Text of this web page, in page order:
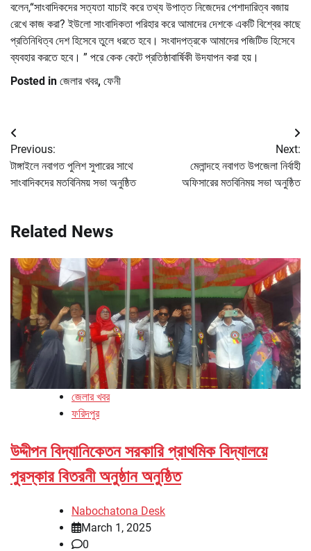
বলেন,“সাংবাদিকদের সত্যতা যাচাই করে তথ্য উপাত্ত নিজেদের পেশাদারিত্ব বজায়
রেখে কাজ করা? ইউলো সাংবাদিকতা পরিহার করে আমাদের দেশকে একটি বিশ্বের কাছে
প্রতিনিধিত্ব দেশ হিসেবে তুলে ধরতে হবে। সংবাদপত্রকে আমাদের পজিটিভ হিসেবে
ব্যবহার করতে হবে। ” পরে কেক কেটে প্রতিষ্ঠাবার্ষিকী উদযাপন করা হয়।
Posted in জেলার খবর, ফেনী
Post
navigation
Previous:
টাঙ্গাইলে নবাগত পুলিশ সুপারের সাথে
সাংবাদিকদের মতবিনিময় সভা অনুষ্ঠিত
Next:
মেলান্দহে নবাগত উপজেলা নির্বাহী
অফিসারের মতবিনিময় সভা অনুষ্ঠিত
Related News
জেলার খবর
ফরিদপুর
উদ্দীপন বিদ্যানিকেতন সরকারি প্রাথমিক বিদ্যালয়ে
পুরস্কার বিতরনী অনুষ্ঠান অনুষ্ঠিত
Nabochatona Desk
March 1, 2025
0